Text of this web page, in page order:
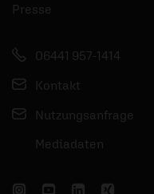
Presse
06441 957-1414
Kontakt
Nutzungsanfrage
Mediadaten